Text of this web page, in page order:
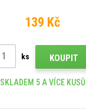
139 Kč
ks KOUPIT
SKLADEM 5 A VÍCE KUSŮ